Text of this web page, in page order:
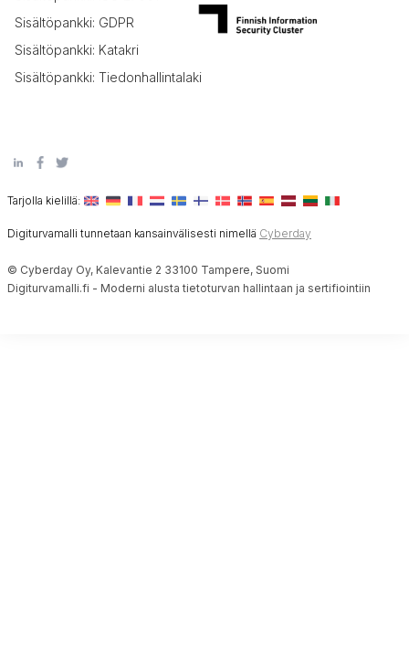
Sisältöpankki: GDPR
Sisältöpankki: Katakri
Sisältöpankki: Tiedonhallintalaki
Tarjolla kielillä:
Digiturvamalli tunnetaan kansainvälisesti nimellä Cyberday
© Cyberday Oy, Kalevantie 2 33100 Tampere, Suomi
Digiturvamalli.fi - Moderni alusta tietoturvan hallintaan ja sertifiointiin